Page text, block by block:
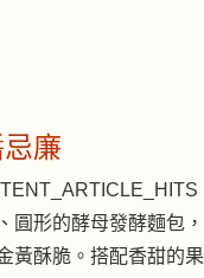
廉
圓形的酵母發酵麵包，
黃酥脆。搭配香甜的果